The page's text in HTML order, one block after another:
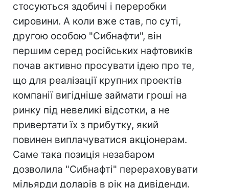
стосуються здобичі і переробки
сировини. А коли вже став, по суті,
другою особою "Сибнафти", він
першим серед російських нафтовиків
почав активно просувати ідею про те,
що для реалізації крупних проектів
компанії вигідніше займати гроші на
ринку під невеликі відсотки, а не
привертати їх з прибутку, який
повинен виплачуватися акціонерам.
Саме така позиція незабаром
дозволила "Сибнафті" перераховувати
мільярди доларів в рік на дивіденди.